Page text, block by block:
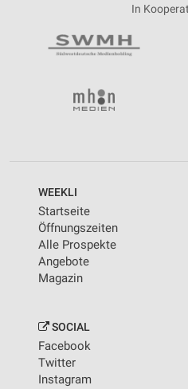
In
WEEKLI
Startseite
Öffnungszeiten
Alle Prospekte
Angebote
Magazin
SOCIAL
Facebook
Twitter
Instagram